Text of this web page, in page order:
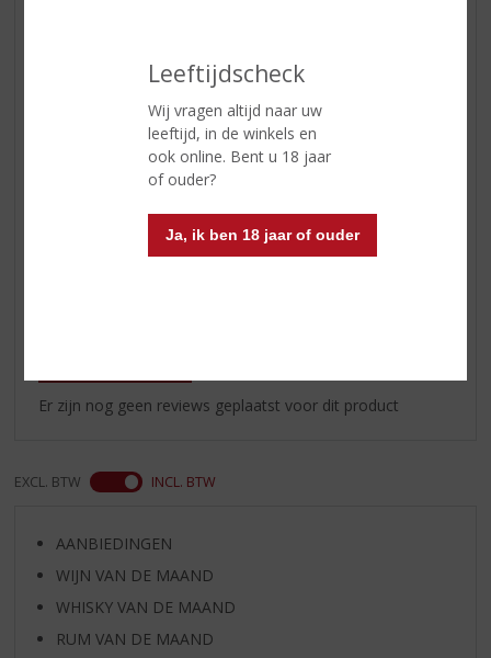
Leeftijdscheck
Wij vragen altijd naar uw
leeftijd, in de winkels en
ook online. Bent u 18 jaar
of ouder?
Ja, ik ben 18 jaar of ouder
rijpingstonen (toast, karamel)
droog, fruitig en een mooie
mineraliteit
lekker bij gevogelte met saus, vis,
10-12 °C
Er zijn nog geen reviews geplaatst voor dit product
EXCL. BTW INCL. BTW
AANBIEDINGEN
WIJN VAN DE MAAND
WHISKY VAN DE MAAND
RUM VAN DE MAAND